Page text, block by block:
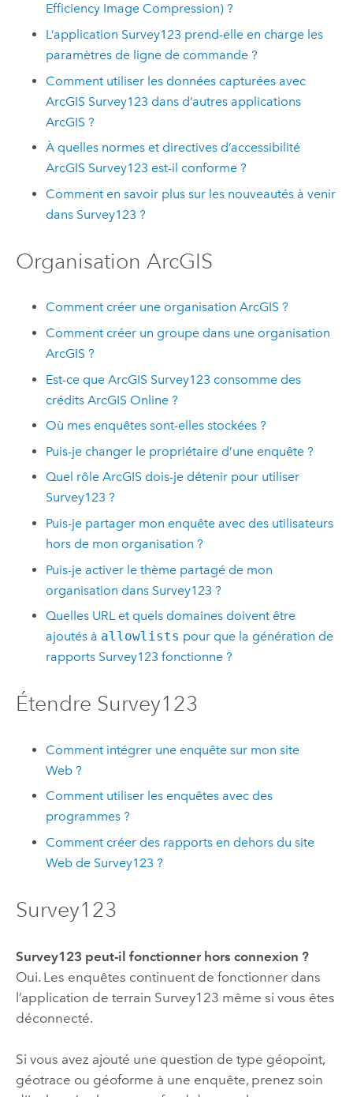
Efficiency Image Compression) ?
L’application Survey123 prend-elle en charge les
paramètres de ligne de commande ?
Comment utiliser les données capturées avec
ArcGIS Survey123 dans d’autres applications
ArcGIS ?
À quelles normes et directives d’accessibilité
ArcGIS Survey123 est-il conforme ?
Comment en savoir plus sur les nouveautés à venir
dans Survey123 ?
Organisation ArcGIS
Comment créer une organisation ArcGIS ?
Comment créer un groupe dans une organisation
ArcGIS ?
Est-ce queArcGIS Survey123 consomme des
créditsArcGIS Online ?
Où mes enquêtes sont-elles stockées ?
Puis-je changer le propriétaire d’une enquête ?
Quel rôle ArcGIS dois-je détenir pour utiliser
Survey123 ?
Puis-je partager mon enquête avec des utilisateurs
hors de mon organisation ?
Puis-je activer le thème partagé de mon
organisation dans Survey123 ?
Quelles URL et quels domaines doivent être
ajoutés à allowlists pour que la génération de
rapports Survey123 fonctionne ?
Étendre Survey123
Comment intégrer une enquête sur mon site
Web ?
Comment utiliser les enquêtes avec des
programmes ?
Comment créer des rapports en dehors du site
Web de Survey123 ?
Survey123
Survey123 peut-il fonctionner hors connexion ?
Oui. Les enquêtes continuent de fonctionner dans
l’application de terrain Survey123 même si vous êtes
déconnecté.
Si vous avez ajouté une question de type géopoint,
géotrace ou géoforme à une enquête, prenez soin